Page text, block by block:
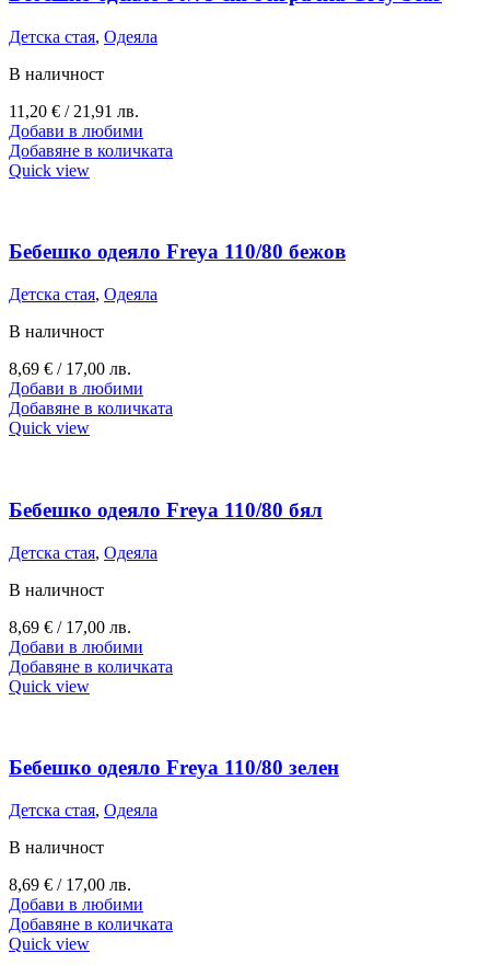
Детска стая, Одеяла
В наличност
11,20 € / 21,91 лв.
Добави в любими
Добавяне в количката
Quick view
Бебешко одеяло Freya 110/80 бежов
Детска стая, Одеяла
В наличност
8,69 € / 17,00 лв.
Добави в любими
Добавяне в количката
Quick view
Бебешко одеяло Freya 110/80 бял
Детска стая, Одеяла
В наличност
8,69 € / 17,00 лв.
Добави в любими
Добавяне в количката
Quick view
Бебешко одеяло Freya 110/80 зелен
Детска стая, Одеяла
В наличност
8,69 € / 17,00 лв.
Добави в любими
Добавяне в количката
Quick view